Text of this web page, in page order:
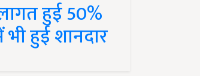
हुई 50%
हुई शानदार